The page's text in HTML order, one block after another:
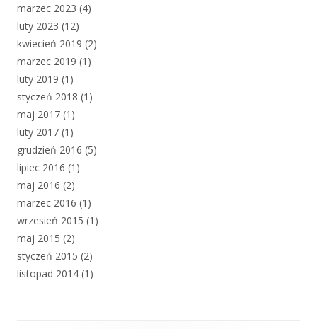
marzec 2023 (4)
luty 2023 (12)
kwiecień 2019 (2)
marzec 2019 (1)
luty 2019 (1)
styczeń 2018 (1)
maj 2017 (1)
luty 2017 (1)
grudzień 2016 (5)
lipiec 2016 (1)
maj 2016 (2)
marzec 2016 (1)
wrzesień 2015 (1)
maj 2015 (2)
styczeń 2015 (2)
listopad 2014 (1)